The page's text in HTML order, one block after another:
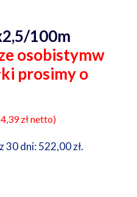
100m
osobistymw
prosimy o
złnetto)
30 dni:522,00zł.